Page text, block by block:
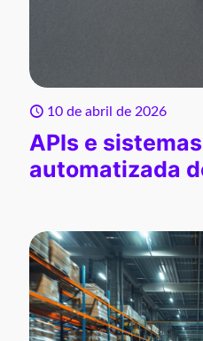
10 de abril de 2026
APIs e
automatizada